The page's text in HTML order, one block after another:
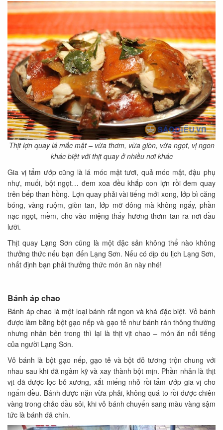
Thịt lợn quay lá mắc mật – vừa thơm, vừa giòn, vừa ngọt, vị ngon
khác biệt với thịt quay ở nhiều nơi khác
Gia vị tẩm ướp cũng là lá móc mật tươi, quả móc mật, đậu phụ
nhự, muối, bột ngọt… đem xoa đều khắp con lợn rồi đem quay
trên bếp than hồng. Lợn quay phải vài tiếng mới xong, lớp bì căng
bóng, vàng ruộm, giòn tan, lớp mỡ đông mà không ngấy, phần
nạc ngọt, mềm, cho vào miệng thấy hương thơm tan ra nơi đầu
lưỡi.
Thịt quay Lạng Sơn cũng là một đặc sản không thể nào không
thưởng thức nếu bạn đến Lạng Sơn. Nếu có dịp du lịch Lạng Sơn,
nhất định bạn phải thưởng thức món ăn này nhé!
Bánh áp chao
Bánh áp chao là một loại bánh rất ngon và khá đặc biệt. Vỏ bánh
được làm bằng bột gạo nếp và gạo tẻ như bánh rán thông thường
nhưng nhân bên trong thì lại là thịt vịt chao – món ăn nổi tiếng
của người Lạng Sơn.
Vỏ bánh là bột gạo nếp, gạo tẻ và bột đỗ tương trộn chung với
nhau sau khi đã ngâm kỹ và xay thành bột mịn. Phần nhân là thịt
vịt đã được lọc bỏ xương, xắt miếng nhỏ rồi tẩm ướp gia vị cho
ngấm đều. Bánh được nặn vừa phải, không quá to rồi được chiên
vàng trong chảo dầu sôi, khi vỏ bánh chuyển sang màu vàng sậm
tức là bánh đã chín.